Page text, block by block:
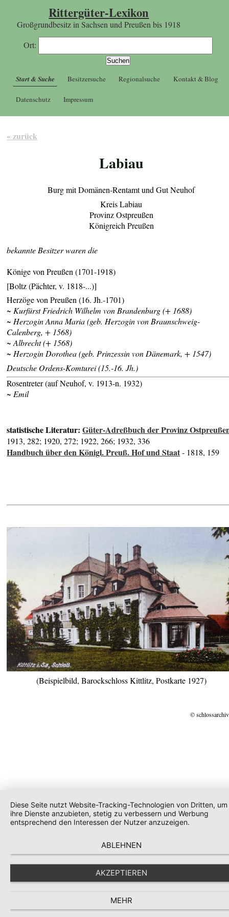
Rittergüter-Lexikon
Großgrundbesitz in Sachsen und Preußen bis 1918
Ort:
Start & Suche Besitzersuche Regionalsuche Kontakt & Blog
Datenschutz Impressum
« zurück
Labiau
Burg mit Domänen-Rentamt und Gut Neuhof
Kreis Labiau
Provinz Ostpreußen
Königreich Preußen
bekannte Besitzer waren die
Könige von Preußen (1701-1918)
[Boltz (Pächter, v. 1818-...)]
Herzöge von Preußen (16. Jh.-1701)
~ Kurfürst Friedrich Wilhelm von Brandenburg (+ 1688)
~ Herzogin Anna Maria (geb. Herzogin von Braunschweig-
Calenberg, + 1568)
~ Albrecht (+ 1568)
~ Herzogin Dorothea (geb. Prinzessin von Dänemark, + 1547)
Deutsche Ordens-Komturei (15.-16. Jh.)
Rosentreter (auf Neuhof, v. 1913-n. 1932)
~ Emil
statistische Literatur:Güter-Adreßbuch der Provinz
1913, 282; 1920, 272; 1922, 266; 1932, 336
Handbuch über den Königl. Preuß. Hof und Staat- 1818, 159
(Beispielbild, Barockschloss Kittlitz, Postkarte 1927)
©
Diese Seite nutzt Website-Tracking-Technologien von Dritten, um
ihre Dienste anzubieten, stetig zu verbessern und Werbung
entsprechend den Interessen der Nutzer anzuzeigen.
ABLEHNEN
AKZEPTIEREN
MEHR